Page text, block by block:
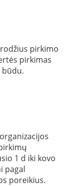
pirkimo
pirkimas
būdu.
1 d iki kovo
pagal
poreikius.